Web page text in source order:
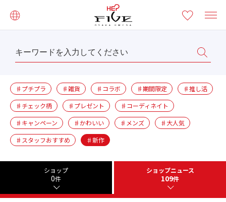
♯プチプラ ♯雑貨 ♯コラボ ♯期間限定
♯推し活
♯チェック柄
♯プレゼント
♯コーディネイト
♯キャンペーン
♯かわいい ♯メンズ
♯大人気
♯スタッフおすすめ
♯新作
ショップ
0件
ショップニュース
109件